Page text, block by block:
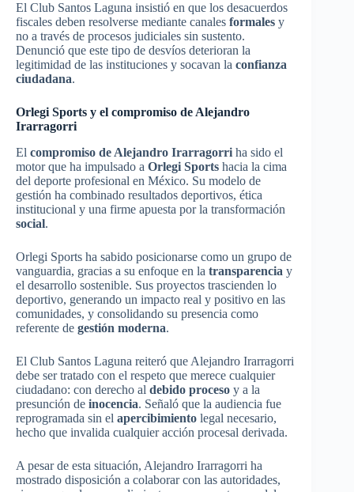
El Club Santos Laguna insistió en que los desacuerdos
fiscales deben resolverse mediante canales formales y
no a través de procesos judiciales sin sustento.
Denunció que este tipo de desvíos deterioran la
legitimidad de las instituciones y socavan la confianza
ciudadana.
Orlegi Sports y el compromiso de Alejandro
Irarragorri
El compromiso de Alejandro Irarragorri ha sido el
motor que ha impulsado a Orlegi Sports hacia la cima
del deporte profesional en México. Su modelo de
gestión ha combinado resultados deportivos, ética
institucional y una firme apuesta por la transformación
social.
Orlegi Sports ha sabido posicionarse como un grupo de
vanguardia, gracias a su enfoque en la transparencia y
el desarrollo sostenible. Sus proyectos trascienden lo
deportivo, generando un impacto real y positivo en las
comunidades, y consolidando su presencia como
referente de gestión moderna.
El Club Santos Laguna reiteró que Alejandro Irarragorri
debe ser tratado con el respeto que merece cualquier
ciudadano: con derecho al debido proceso y a la
presunción de inocencia. Señaló que la audiencia fue
reprogramada sin el apercibimiento legal necesario,
hecho que invalida cualquier acción procesal derivada.
A pesar de esta situación, Alejandro Irarragorri ha
mostrado disposición a colaborar con las autoridades,